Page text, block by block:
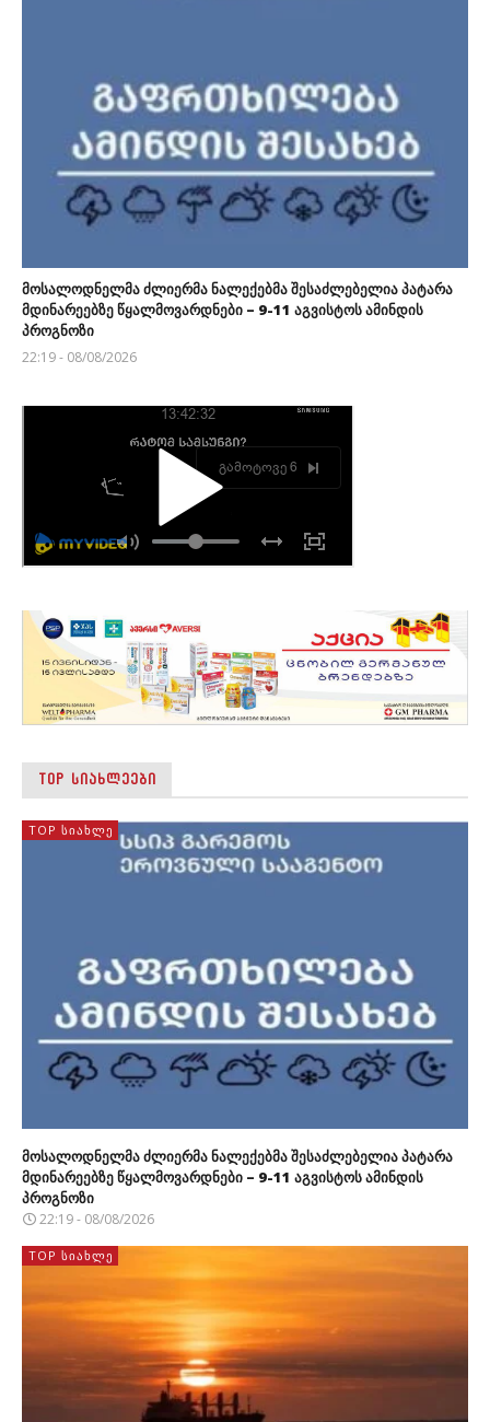
მოსალოდნელმა ძლიერმა ნალექებმა შესაძლებელია პატარა
მდინარეებზე წყალმოვარდნები – 9-11 აგვისტოს ამინდის
პროგნოზი
22:19 - 08/08/2026
TOP ᲡᲘᲐᲮᲚᲔᲔᲑᲘ
TOP ᲡᲘᲐᲮᲚᲔ
მოსალოდნელმა ძლიერმა ნალექებმა შესაძლებელია პატარა
მდინარეებზე წყალმოვარდნები – 9-11 აგვისტოს ამინდის
პროგნოზი
22:19 - 08/08/2026
TOP ᲡᲘᲐᲮᲚᲔ